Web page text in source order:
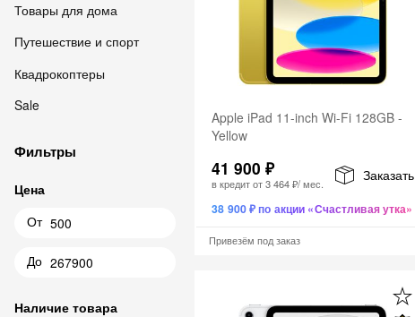
Товары для дома
Путешествие и спорт
Квадрокоптеры
Sale
Фильтры
Цена
От
До
Наличие товара
Apple iPad 11-inch Wi-Fi 128GB -
Yellow
41 900 ₽
в кредит от3 464 ₽/ мес.
Заказать
38 900 ₽ по акции «Счастливая утка»
Привезём под заказ